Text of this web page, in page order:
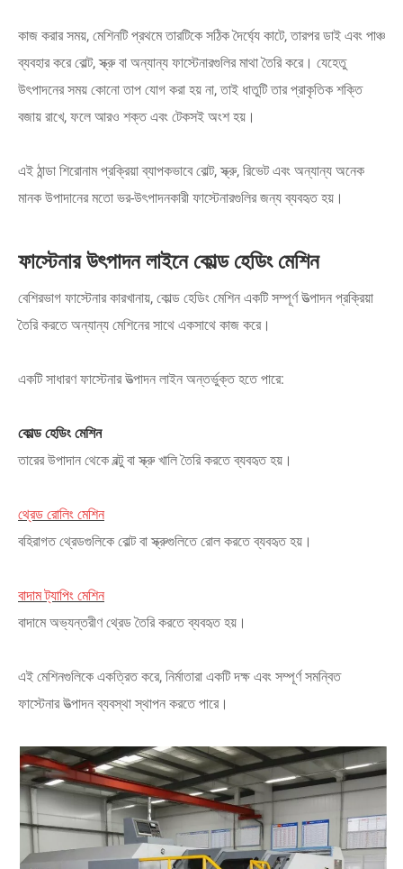
কাজ করার সময়, মেশিনটি প্রথমে তারটিকে সঠিক দৈর্ঘ্যে কাটে, তারপর ডাই এবং পাঞ্চ
ব্যবহার করে বোল্ট, স্ক্রু বা অন্যান্য ফাস্টেনারগুলির মাথা তৈরি করে। যেহেতু
উৎপাদনের সময় কোনো তাপ যোগ করা হয় না, তাই ধাতুটি তার প্রাকৃতিক শক্তি
বজায় রাখে, ফলে আরও শক্ত এবং টেকসই অংশ হয়।
এই ঠান্ডা শিরোনাম প্রক্রিয়া ব্যাপকভাবে বোল্ট, স্ক্রু, রিভেট এবং অন্যান্য অনেক
মানক উপাদানের মতো ভর-উৎপাদনকারী ফাস্টেনারগুলির জন্য ব্যবহৃত হয়।
ফাস্টেনার উৎপাদন লাইনে কোল্ড হেডিং মেশিন
বেশিরভাগ ফাস্টেনার কারখানায়, কোল্ড হেডিং মেশিন একটি সম্পূর্ণ উত্পাদন প্রক্রিয়া
তৈরি করতে অন্যান্য মেশিনের সাথে একসাথে কাজ করে।
একটি সাধারণ ফাস্টেনার উত্পাদন লাইন অন্তর্ভুক্ত হতে পারে:
কোল্ড হেডিং মেশিন
তারের উপাদান থেকে বল্টু বা স্ক্রু খালি তৈরি করতে ব্যবহৃত হয়।
থ্রেড রোলিং মেশিন
বহিরাগত থ্রেডগুলিকে বোল্ট বা স্ক্রুগুলিতে রোল করতে ব্যবহৃত হয়।
বাদাম ট্যাপিং মেশিন
বাদামে অভ্যন্তরীণ থ্রেড তৈরি করতে ব্যবহৃত হয়।
এই মেশিনগুলিকে একত্রিত করে, নির্মাতারা একটি দক্ষ এবং সম্পূর্ণ সমন্বিত
ফাস্টেনার উত্পাদন ব্যবস্থা স্থাপন করতে পারে।